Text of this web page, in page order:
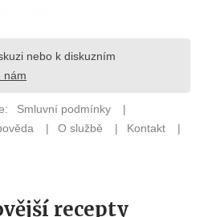
recepty